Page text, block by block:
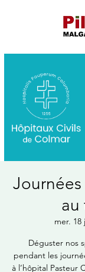
au
mer. 18
Déguster nos
pendant les
à l’hôpital Pasteur